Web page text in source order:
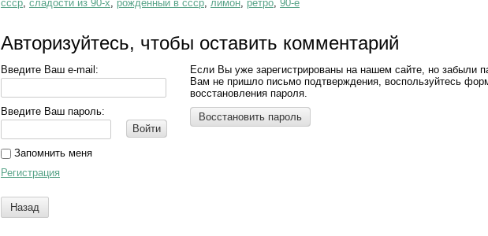
ссср, сладости из 90-х, рожденный в ссср, лимон, ретро, 90-е
Авторизуйтесь, чтобы оставить комментарий
Введите Ваш e-mail:
Введите Ваш пароль:
Войти
Запомнить меня
Регистрация
Если Вы уже зарегистрированы на нашем сайте, но забыли
Вам не пришло письмо подтверждения, воспользуйтесь
восстановления пароля.
Восстановить пароль
Назад